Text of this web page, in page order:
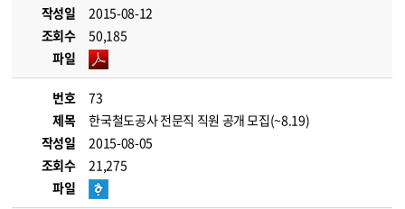
작성일
2015-08-12
조회수
50,185
파일
번호
73
제목
한국철도공사 전문직 직원 공개 모집(~8.19)
작성일
2015-08-05
조회수
21,275
파일